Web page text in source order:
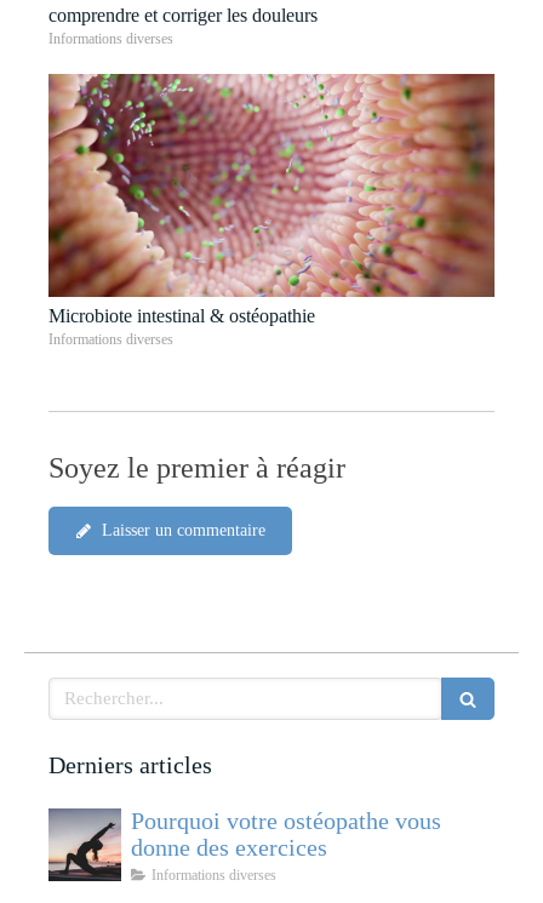
comprendre et corriger les douleurs
Informations diverses
Microbiote intestinal & ostéopathie
Informations diverses
Soyez le premier à réagir
Laisser un commentaire
Rechercher
Derniers articles
Pourquoi votre ostéopathe vous
donne des exercices
Informations diverses